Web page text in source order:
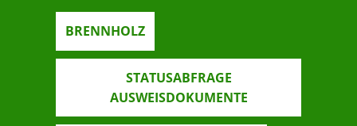
BRENNHOLZ
STATUSABFRAGE
AUSWEISDOKUMENTE